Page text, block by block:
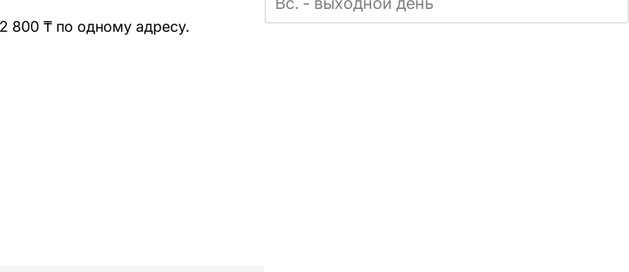
800 ₸ по одному адресу.